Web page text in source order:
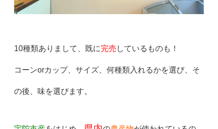
10種類ありまして、既に完売 しているものも！
コーンorカップ、サイズ、何種類入れるかを選び、そ
の後、味を選びます。